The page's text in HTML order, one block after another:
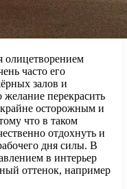
олицетворением
часто его
залов и
перекрасить
осторожным и
что в таком
отдохнуть и
дня силы. В
в интерьер
оттенок, например